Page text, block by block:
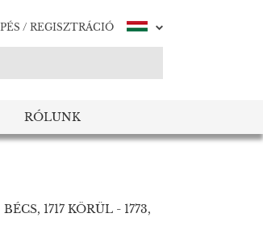
/ REGISZTRÁCIÓ
RÓLUNK
BÉCS, 1717 KÖRÜL - 1773,